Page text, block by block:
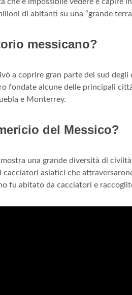
di abitanti su una “grande
messicano?
a coprire gran parte del sud
fondate alcune delle principali
e Monterrey.
del Messico?
mostra una grande diversità di
cacciatori asiatici che
fu abitato da cacciatori e